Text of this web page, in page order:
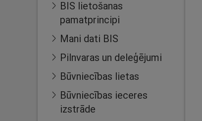
BIS lietošanas
pamatprincipi
Mani dati BIS
Pilnvaras un deleģējumi
Būvniecības lietas
Būvniecības ieceres
izstrāde